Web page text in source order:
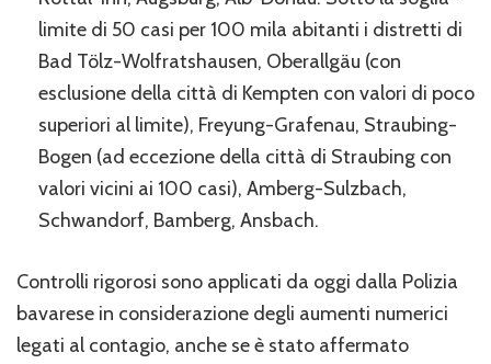
limite di 50 casi per 100 mila abitanti i distretti di
Bad Tölz-Wolfratshausen, Oberallgäu (con
esclusione della città di Kempten con valori di poco
superiori al limite), Freyung-Grafenau, Straubing-
Bogen (ad eccezione della città di Straubing con
valori vicini ai 100 casi), Amberg-Sulzbach,
Schwandorf, Bamberg, Ansbach.
Controlli rigorosi sono applicati da oggi dalla Polizia
bavarese in considerazione degli aumenti numerici
legati al contagio, anche se è stato affermato